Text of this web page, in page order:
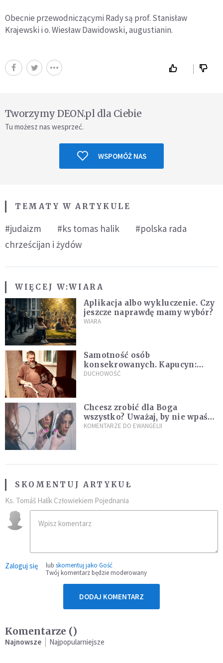
Obecnie przewodniczącymi Rady są prof. Stanisław
Krajewski i o. Wiesław Dawidowski, augustianin.
Tworzymy DEON.pl dla Ciebie
Tu możesz nas wesprzeć.
WSPOMÓŻ NAS
TEMATY W ARTYKULE
#judaizm #ks tomas halik
#polska rada
chrześcijan i żydów
WIĘCEJ W:WIARA
Aplikacja albo wykluczenie. Czy
jeszcze naprawdę mamy wybór?
WIARA
Samotność osób
konsekrowanych. Kapucyn:
Życie w pojedynkę rzadko jest
DUCHOWOŚĆ
Chcesz zrobić dla Boga
wszystko? Uważaj, by nie wpaść
w groźną pułapkę
KOMENTARZE DO EWANGELII
SKOMENTUJ ARTYKUŁ
Ks. Tomáš Halík Człowiekiem Pojednania
Zaloguj się lub skomentuj jako Gość
Twój komentarz będzie moderowany
DODAJ KOMENTARZ
Komentarze ()
Najnowsze Najpopularniejsze